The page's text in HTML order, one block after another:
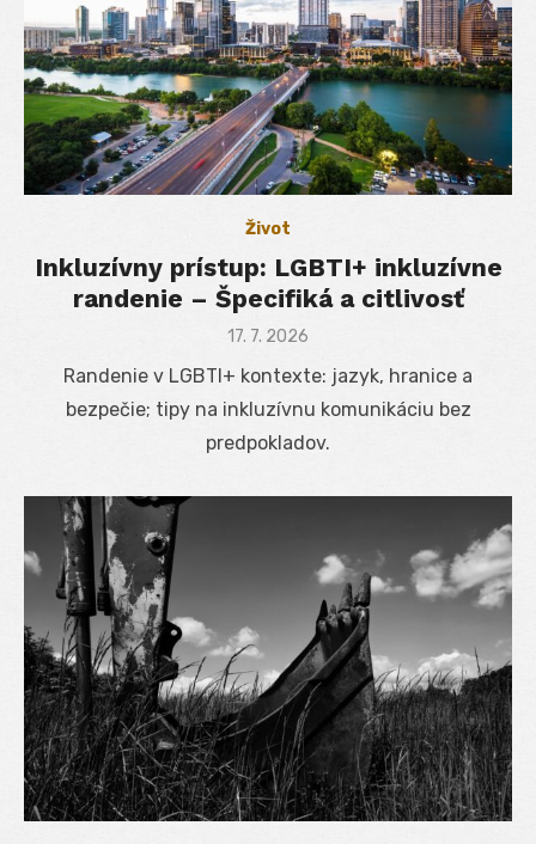
Život
Inkluzívny prístup: LGBTI+ inkluzívne
randenie – Špecifiká a citlivosť
Posted
17. 7. 2026
Randenie v LGBTI+ kontexte: jazyk, hranice a
bezpečie; tipy na inkluzívnu komunikáciu bez
predpokladov.